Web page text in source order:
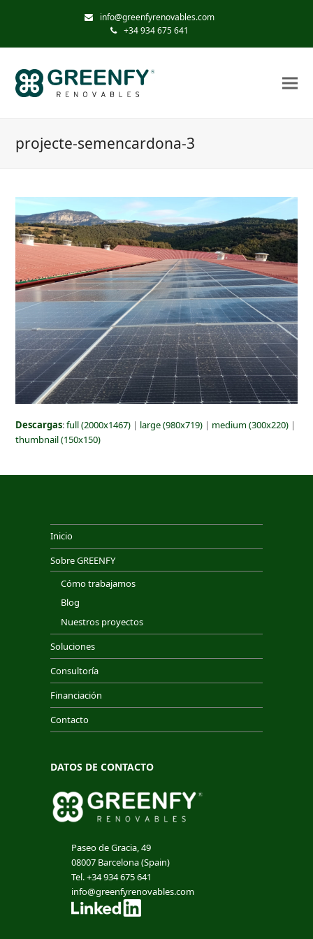
info@greenfyrenovables.com
+34 934 675 641
projecte-semencardona-3
Descargas:full (2000x1467) | large (980x719) | medium (300x220) |
thumbnail (150x150)
Inicio
Sobre GREENFY
Cómo trabajamos
Blog
Nuestros proyectos
Soluciones
Consultoría
Financiación
Contacto
DATOS DE CONTACTO
Paseo de Gracia, 49
08007 Barcelona (Spain)
Tel. +34 934 675 641
info@greenfyrenovables.com